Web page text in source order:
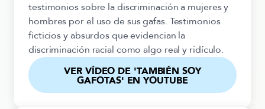
testimonios sobre la discriminación a mujeres y
hombres por el uso de sus gafas. Testimonios
ficticios y absurdos que evidencian la
discriminación racial como algo real y ridículo.
VER VÍDEO DE 'TAMBIÉN SOY
GAFOTAS' EN YOUTUBE